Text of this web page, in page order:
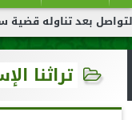
تناوله قضية سجين
تراثنا